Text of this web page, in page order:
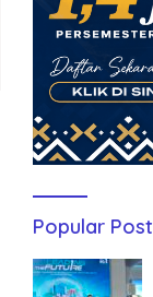
Popular Post